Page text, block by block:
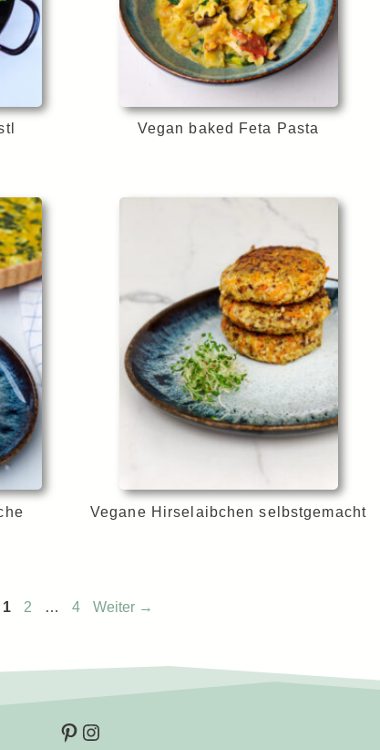
Vegan baked Feta Pasta
Vegane Hirselaibchen selbstgemacht
Seite
1 Seite
2 … Seite
4 Weiter →
Pinterest
Instagram